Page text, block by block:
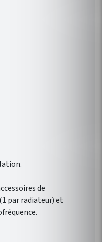
de
par radiateur) et